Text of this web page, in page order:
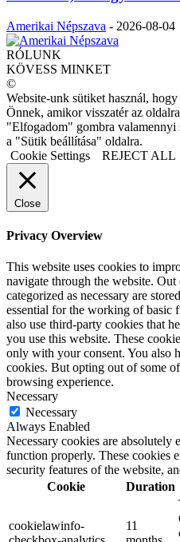
Amerikai Népszava - 2026-08-04
RÓLUNK
KÖVESS MINKET
©
Website-unk sütiket használ,
Önnek, amikor visszatér az
"Elfogadom" gombra valamennyi
a "Sütik beállítása" oldalra.
Cookie Settings
REJECT ALL
Close
Privacy Overview
This website uses cookies to
navigate through the website. Out
categorized as necessary are
essential for the working of basic
also use third-party cookies that
you use this website. These
only with your consent. You also
cookies. But opting out of some
browsing experience.
Necessary
Necessary
Always Enabled
Necessary cookies are absolutely
function properly. These cookies
security features of the website,
Cookie
Duration
cookielawinfo-
11